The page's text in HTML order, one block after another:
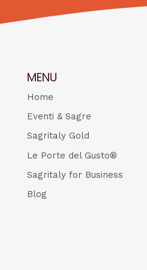
MENU
Home
Eventi & Sagre
Sagritaly Gold
Le Porte del Gusto®
Sagritaly for Business
Blog